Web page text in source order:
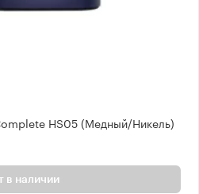
HS05 (Медный/Никель)
в наличии